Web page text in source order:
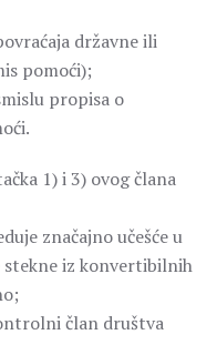
državne ili
pomoći);
propisa o
1) i 3) ovog člana
značajno učešće u
stekne iz konvertibilnih
član društva